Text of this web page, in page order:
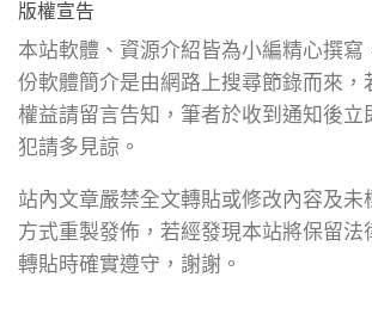
版權宣告
本站軟體、資源介紹皆為小編精心撰寫
份軟體簡介是由網路上搜尋節錄而來，
權益請留言告知，筆者於收到通知後立
犯請多見諒。
站內文章嚴禁全文轉貼或修改內容及未
方式重製發佈，若經發現本站將保留法
轉貼時確實遵守，謝謝。